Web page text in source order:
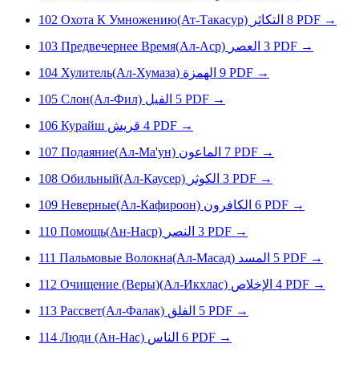
102 Охота К Умножению(Ат-Такасур) التكاثر 8 PDF →
103 Предвечернее Время(Ал-Аср) العصر 3 PDF →
104 Хулитель(Ал-Хумаза) الهمزة 9 PDF →
105 Слон(Ал-Фил) الفيل 5 PDF →
106 Куpaйш قريش 4 PDF →
107 Подаяние(Ал-Ма'ун) الماعون 7 PDF →
108 Обильный(Ал-Каусер) الكوثر 3 PDF →
109 Неверные(Ал-Кафироон) الكافرون 6 PDF →
110 Помощь(Ан-Наср) النصر 3 PDF →
111 Пальмовые Волокна(Ал-Масад) المسد 5 PDF →
112 Очищение (Веры)(Ал-Икхлас) الإخلاص 4 PDF →
113 Рассвет(Ал-Фалак) الفلق 5 PDF →
114 Люди (Ан-Нас) الناس 6 PDF →